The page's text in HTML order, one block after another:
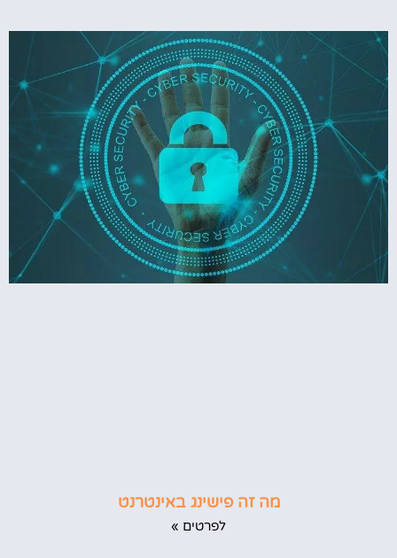
מה זה פישינג באינטרנט
לפרטים »